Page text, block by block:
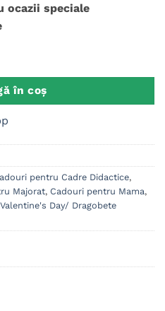
ocazii speciale
în coș
pentru Cadre Didactice,
Majorat, Cadouri pentru Mama,
Valentine's Day/ Dragobete